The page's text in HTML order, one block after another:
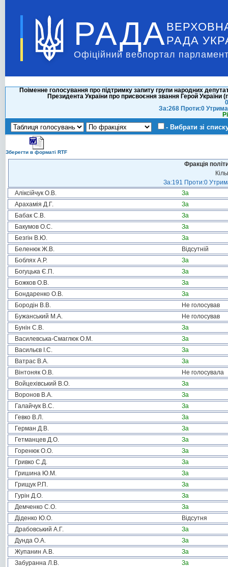
РАДА РАДА
Офіційний вебпортал
Поіменне голосування про підтримку запиту групи народних
Президента України про присвоєння звання Герой
За:268 Проти:0
- Вибрати зі
Зберегти в форматі RTF
Фракція
За:191 Проти:0
Аліксійчук О.В.
За
Арахамія Д.Г.
За
Бабак С.В.
За
Бакумов О.С.
За
Безгін В.Ю.
За
Беленюк Ж.В.
Відсутній
Боблях А.Р.
За
Богуцька Є.П.
За
Божков О.В.
За
Бондаренко О.В.
За
Бородін В.В.
Не голосував
Бужанський М.А.
Не голосував
Бунін С.В.
За
Василевська-Смаглюк О.М.
За
Васильєв І.С.
За
Ватрас В.А.
За
Вінтоняк О.В.
Не голосувала
Войцехівський В.О.
За
Воронов В.А.
За
Галайчук В.С.
За
Гевко В.Л.
За
Герман Д.В.
За
Гетманцев Д.О.
За
Горенюк О.О.
За
Гривко С.Д.
За
Гришина Ю.М.
За
Грищук Р.П.
За
Гурін Д.О.
За
Демченко С.О.
За
Діденко Ю.О.
Відсутня
Драбовський А.Г.
За
Дунда О.А.
За
Жупанин А.В.
За
Забуранна Л.В.
За